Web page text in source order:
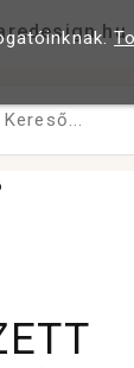
Kereső...